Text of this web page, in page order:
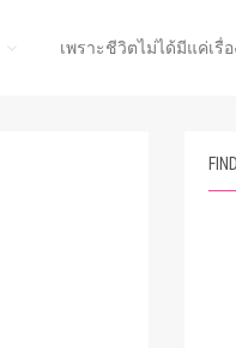
เพราะชีวิตไม่ได้มีแค่เรื่